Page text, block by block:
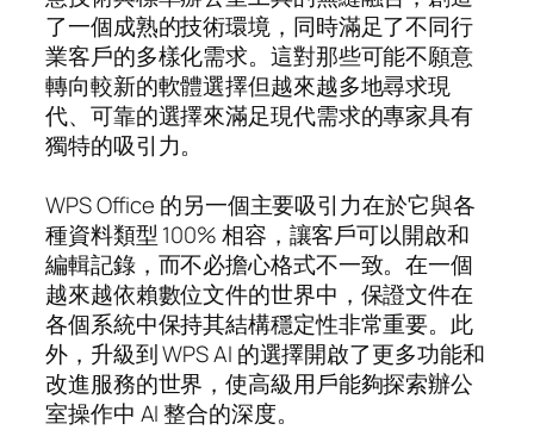
了一個成熟的技術環境，同時滿足了不同行
業客戶的多樣化需求。這對那些可能不願意
轉向較新的軟體選擇但越來越多地尋求現
代、可靠的選擇來滿足現代需求的專家具有
獨特的吸引力。
WPS Office 的另一個主要吸引力在於它與各
種資料類型 100% 相容，讓客戶可以開啟和
編輯記錄，而不必擔心格式不一致。在一個
越來越依賴數位文件的世界中，保證文件在
各個系統中保持其結構穩定性非常重要。此
外，升級到 WPS AI 的選擇開啟了更多功能和
改進服務的世界，使高級用戶能夠探索辦公
室操作中 AI 整合的深度。